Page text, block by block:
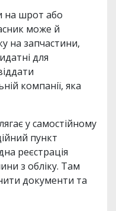
на шрот або
може й
на запчастини,
для
компанії, яка
у самостійному
пункт
реєстрація
з обліку. Там
документи та